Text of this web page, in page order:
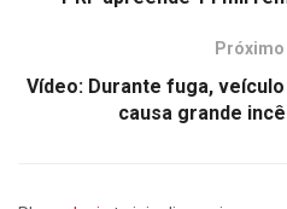
Vídeo: Durante fuga,
causa grande